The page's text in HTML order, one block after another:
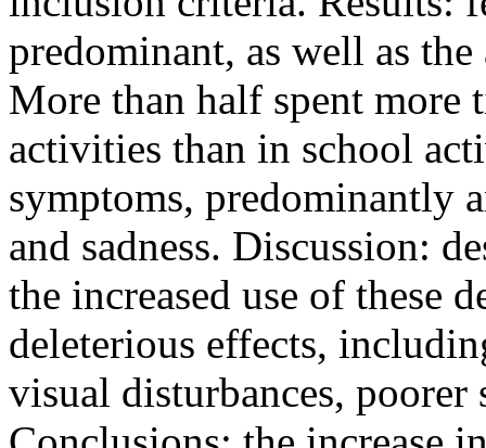
predominant, as well as
More than half spent more
activities than in school
symptoms, predominantly
and sadness. Discussion:
the increased use of these
deleterious effects,
visual disturbances,